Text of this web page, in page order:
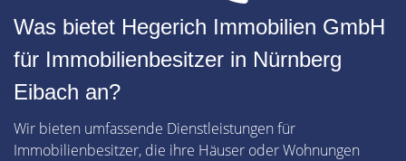
Was bietet Hegerich Immobilien GmbH
für Immobilienbesitzer in Nürnberg
Eibach an?
Wir bieten umfassende Dienstleistungen für
Immobilienbesitzer, die ihre Häuser oder Wohnungen